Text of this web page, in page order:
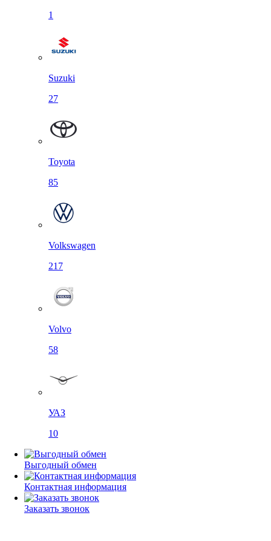
1
Suzuki
27
Toyota
85
Volkswagen
217
Volvo
58
УАЗ
10
Выгодный обмен
Контактная информация
Заказать звонок